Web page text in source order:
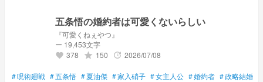
五条悟の婚約者は可愛くないらしい
『可愛くねぇやつ』
ー 19,453文字
favorite 378 grade 150 update 2026/07/08
#呪術廻戦 #五条悟 #夏油傑 #家入硝子 #女主人公 #婚約者 #政略結婚